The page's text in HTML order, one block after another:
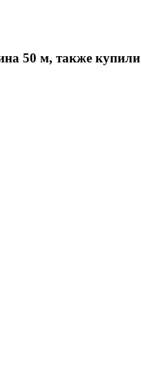
50 м, также купили